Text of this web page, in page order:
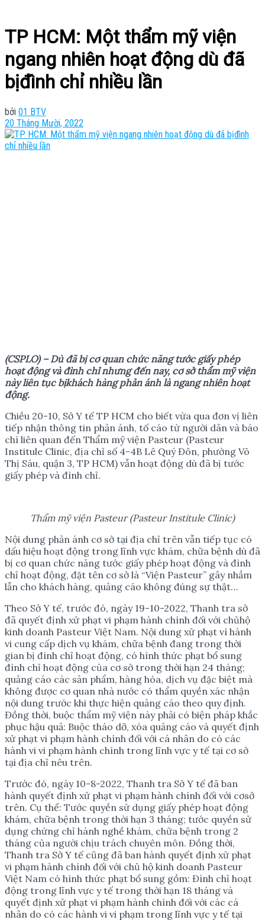
TP HCM: Một thẩm mỹ viện
ngang nhiên hoạt động dù đã
bịđình chỉ nhiều lần
bởi 01 BTV
20 Tháng Mười, 2022
(CSPLO) – Dù đã bịcơquan chức năng tước giấy phép
hoạt động và đình chỉnhưng đến nay, cơsởthẩm mỹviện
này liên tục bịkhách hàng phản ánh là ngang nhiên hoạt
động.
Chiều 20-10, Sở Y tế TP HCM cho biết vừa qua đơn vị liên
tiếp nhận thông tin phản ánh, tố cáo từ người dân và báo
chí liên quan đến Thẩm mỹ viện Pasteur (Pasteur
Institule Clinic, địa chỉ số 4-4B Lê Quý Đôn, phường Võ
Thị Sáu, quận 3, TP HCM) vẫn hoạt động dù đã bị tước
giấy phép và đình chỉ.
Thẩm mỹviện Pasteur (Pasteur Institule Clinic)
Nội dung phản ánh cơ sở tại địa chỉ trên vẫn tiếp tục có
dấu hiệu hoạt động trong lĩnh vực khám, chữa bệnh dù đã
bị cơ quan chức năng tước giấy phép hoạt động và đình
chỉ hoạt động, đặt tên cơ sở là “Viện Pasteur” gây nhầm
lẫn cho khách hàng, quảng cáo không đúng sự thật…
Theo Sở Y tế, trước đó, ngày 19-10-2022, Thanh tra sở
đã quyết định xử phạt vi phạm hành chính đối với chủhộ
kinh doanh Pasteur Việt Nam. Nội dung xử phạt vì hành
vi cung cấp dịch vụ khám, chữa bệnh đang trong thời
gian bị đình chỉ hoạt động, có hình thức phạt bổ sung
đình chỉ hoạt động của cơ sở trong thời hạn 24 tháng;
quảng cáo các sản phẩm, hàng hóa, dịch vụ đặc biệt mà
không được cơ quan nhà nước có thẩm quyền xác nhận
nội dung trước khi thực hiện quảng cáo theo quy định.
Đồng thời, buộc thẩm mỹ viện này phải có biện pháp khắc
phục hậu quả: Buộc tháo dỡ, xóa quảng cáo và quyết định
xử phạt vi phạm hành chính đối với cá nhân do có các
hành vi vi phạm hành chính trong lĩnh vực y tế tại cơ sở
tại địa chỉ nêu trên.
Trước đó, ngày 10-8-2022, Thanh tra Sở Y tế đã ban
hành quyết định xử phạt vi phạm hành chính đối với cơsở
trên. Cụ thể: Tước quyền sử dụng giấy phép hoạt động
khám, chữa bệnh trong thời hạn 3 tháng; tước quyền sử
dụng chứng chỉ hành nghề khám, chữa bệnh trong 2
tháng của người chịu trách chuyên môn. Đồng thời,
Thanh tra Sở Y tế cũng đã ban hành quyết định xử phạt
vi phạm hành chính đối với chủ hộ kinh doanh Pasteur
Việt Nam có hình thức phạt bổ sung gồm: Đình chỉ hoạt
động trong lĩnh vực y tế trong thời hạn 18 tháng và
quyết định xử phạt vi phạm hành chính đối với các cá
nhân do có các hành vi vi phạm trong lĩnh vực y tế tại